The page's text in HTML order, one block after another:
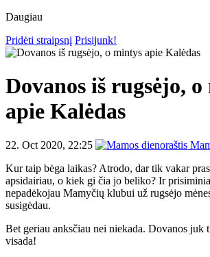
Daugiau
Pridėti straipsnį Prisijunk!
Dovanos iš rugsėjo,
apie Kalėdas
22. Oct 2020, 22:25
Kur taip bėga laikas? Atrodo, dar tik vakar
apsidairiau, o kiek gi čia jo beliko? Ir
nepadėkojau Mamyčių klubui už rugsėjo
susigėdau.
Bet geriau anksčiau nei niekada. Dovanos
visada!